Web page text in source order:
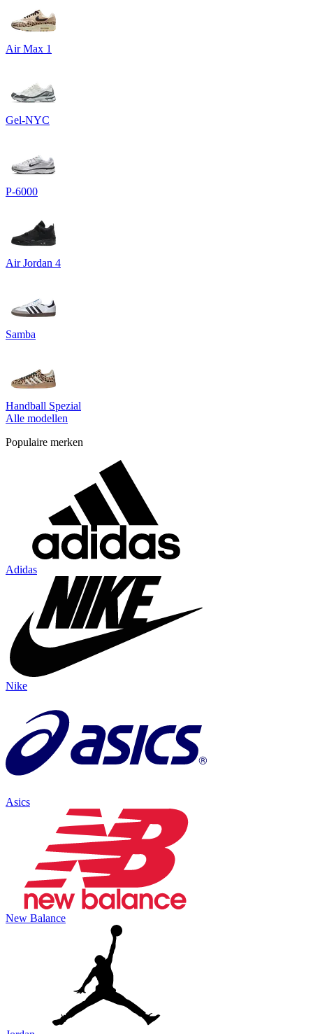
Air Max 1
Gel-NYC
P-6000
Air Jordan 4
Samba
Handball Spezial
Alle modellen
Populaire merken
Adidas
Nike
Asics
New Balance